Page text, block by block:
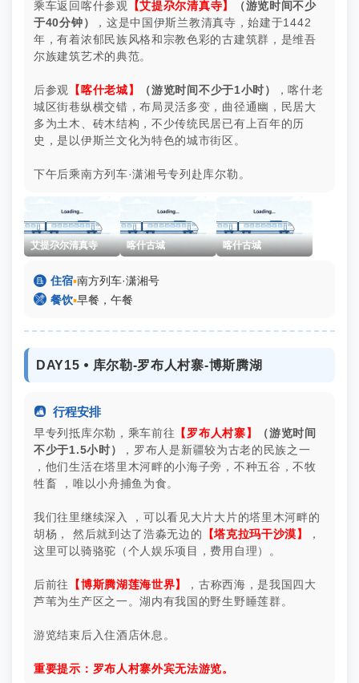
乘车返回喀什参观 【艾提尕尔清真寺】
（游览时间不少
于40分钟）
，这是中国伊斯兰教清真寺，始建于1442
年，有着浓郁民族风格和宗教色彩的古建筑群，是维吾
尔族建筑艺术的典范。
后参观 【喀什老城】 （游览时间不少于1小时）
，喀什老
城区街巷纵横交错，布局灵活多变，曲径通幽，民居大
多为土木、砖木结构，不少传统民居已有上百年的历
史，是以伊斯兰文化为特色的城市街区。
下午后乘南方列车·潇湘号专列赴库尔勒。
艾提尕尔清真寺 喀什古城 喀什古城
 住宿▪南方列车·潇湘号
 餐饮▪早餐，午餐
DAY15 ⦁ 库尔勒-罗布人村寨-博斯腾湖
 行程安排
早专列抵库尔勒，乘车前往 【罗布人村寨】
（游览时间
不少于1.5小时）
，罗布人是新疆较为古老的民族之一
，他们生活在塔里木河畔的小海子旁，不种五谷，不牧
牲畜 ，唯以小舟捕鱼为食。
我们往里继续深入 ，可以看见大片大片的塔里木河畔的
胡杨， 然后就到达了浩淼无边的 【塔克拉玛干沙漠】
，
这里可以骑骆驼（个人娱乐项目，费用自理）。
后前往 【博斯腾湖莲海世界】
，古称西海，是我国四大
芦苇为生产区之一。湖内有我国的野生野睡莲群。
游览结束后入住酒店休息。
重要提示：罗布人村寨外宾无法游览。